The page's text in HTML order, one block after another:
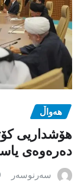
هەواڵ
هۆشداریی
دەرەوەی
سەرنوسەر